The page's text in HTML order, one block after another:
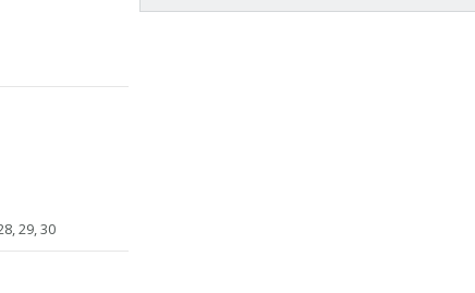
29, 30